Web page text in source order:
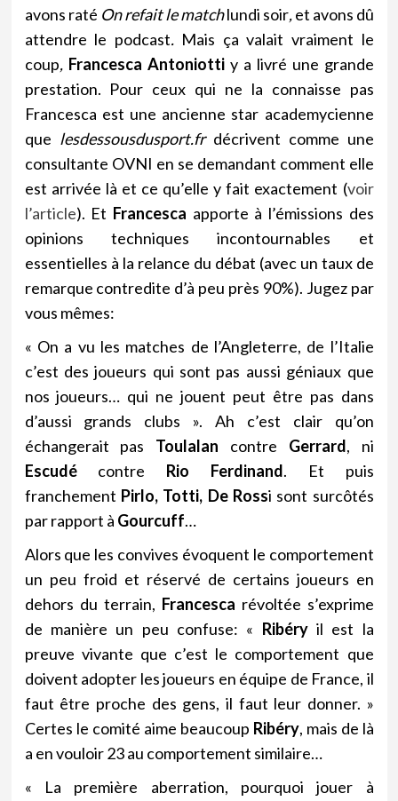
avons raté On refait le matchlundi soir,et avons dû
attendre le podcast. Mais ça valait vraiment le
coup, Francesca Antoniotti y a livré une grande
prestation. Pour ceux qui ne la connaisse pas
Francesca est une ancienne star academycienne
que lesdessousdusport.frdécrivent comme une
consultante OVNI en se demandant comment elle
est arrivée là et ce qu’elle y fait exactement (voir
l’article). Et Francesca apporte à l’émissions des
opinions techniques incontournables et
essentielles à la relance du débat (avec un taux de
remarque contredite d’à peu près 90%). Jugez par
vous mêmes:
« On a vu les matches de l’Angleterre, de l’Italie
c’est des joueurs qui sont pas aussi géniaux que
nos joueurs… qui ne jouent peut être pas dans
d’aussi grands clubs ». Ah c’est clair qu’on
échangerait pas Toulalan contre Gerrard, ni
Escudécontre Rio Ferdinand. Et puis
franchement Pirlo, Totti, De Rossi sont surcôtés
par rapport à Gourcuff…
Alors que les convives évoquent le comportement
un peu froid et réservé de certains joueurs en
dehors du terrain, Francesca révoltée s’exprime
de manière un peu confuse: « Ribéryil est la
preuve vivante que c’est le comportement que
doivent adopter les joueurs en équipe de France, il
faut être proche des gens, il faut leur donner. »
Certes le comité aime beaucoup Ribéry, mais de là
a en vouloir 23 au comportement similaire…
« La première aberration, pourquoi jouer à